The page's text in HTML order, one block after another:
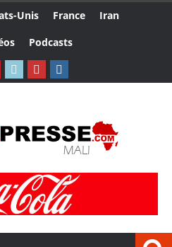
Unis France
Iran
Podcasts